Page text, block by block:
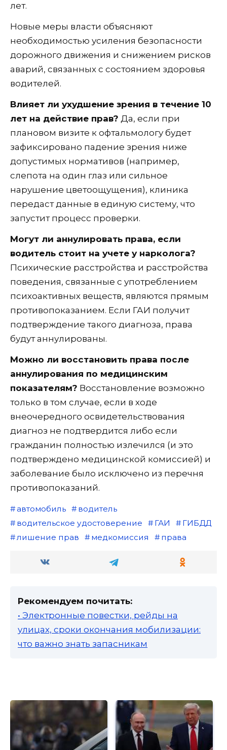
лет.
Новые меры власти объясняют
необходимостью усиления безопасности
дорожного движения и снижением рисков
аварий, связанных с состоянием здоровья
водителей.
Влияет ли ухудшение зрения в течение 10
лет на действие прав? Да, если при
плановом визите к офтальмологу будет
зафиксировано падение зрения ниже
допустимых нормативов (например,
слепота на один глаз или сильное
нарушение цветоощущения), клиника
передаст данные в единую систему, что
запустит процесс проверки.
Могут ли аннулировать права, если
водитель стоит на учете у нарколога?
Психические расстройства и расстройства
поведения, связанные с употреблением
психоактивных веществ, являются прямым
противопоказанием. Если ГАИ получит
подтверждение такого диагноза, права
будут аннулированы.
Можно ли восстановить права после
аннулирования по медицинским
показателям? Восстановление возможно
только в том случае, если в ходе
внеочередного освидетельствования
диагноз не подтвердится либо если
гражданин полностью излечился (и это
подтверждено медицинской комиссией) и
заболевание было исключено из перечня
противопоказаний.
автомобиль
водитель
водительское удостоверение
ГАИ
ГИБДД
лишение прав
медкомиссия права
Рекомендуем почитать:
• Электронные повестки, рейды на
улицах, сроки окончания мобилизации:
что важно знать запасникам